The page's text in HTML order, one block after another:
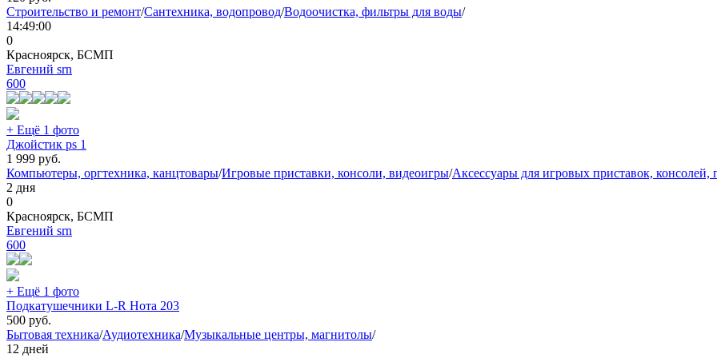
Строительство и ремонт/Сантехника, водопровод/Водоочистка, фильтры для воды/
14:49:00
0
Красноярск, БСМП
Евгений srn
600
+ Ещё 1 фото
Джойстик ps 1
1 999 руб.
Компьютеры, оргтехника, канцтовары/Игровые приставки, консоли, видеоигры/Аксессуары для игровых приставок, консолей,
2 дня
0
Красноярск, БСМП
Евгений srn
600
+ Ещё 1 фото
Подкатушечники L-R Нота 203
500 руб.
Бытовая техника/Аудиотехника/Музыкальные центры, магнитолы/
12 дней